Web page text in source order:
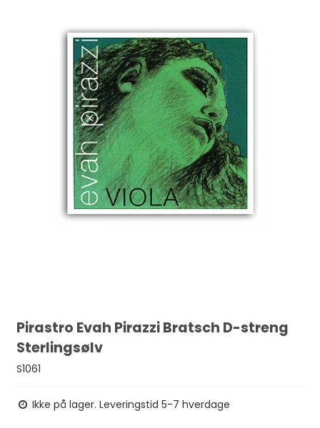
Pirastro Evah Pirazzi Bratsch D-streng
Sterlingsølv
S1061
Ikke på lager. Leveringstid 5-7 hverdage